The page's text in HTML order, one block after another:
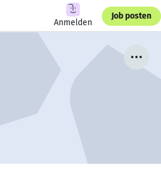
Anmelden
Job posten